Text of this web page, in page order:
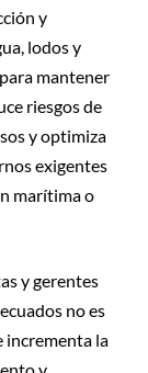
y
lodos y
mantener
riesgos de
y optimiza
exigentes
marítima o
y gerentes
no es
incrementa la